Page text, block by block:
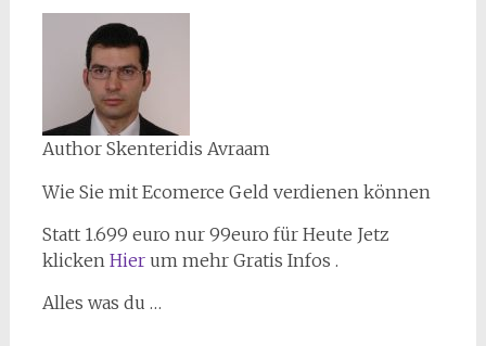
Author Skenteridis Avraam
Wie Sie mit Ecomerce Geld verdienen können
Statt 1.699 euro nur 99euro für Heute Jetz
klicken Hier um mehr Gratis Infos .
Alles was du …